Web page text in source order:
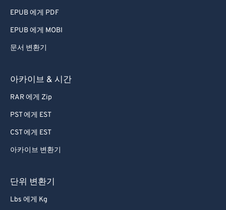
EPUB 에게 PDF
EPUB 에게 MOBI
문서 변환기
아카이브 & 시간
RAR 에게 Zip
PST 에게 EST
CST 에게 EST
아카이브 변환기
단위 변환기
Lbs 에게 Kg